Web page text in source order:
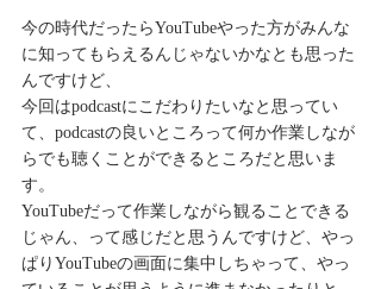
今の時代だったらYouTubeやった方がみんな
に知ってもらえるんじゃないかなとも思った
んですけど、
今回はpodcastにこだわりたいなと思ってい
て、podcastの良いところって何か作業しなが
らでも聴くことができるところだと思いま
す。
YouTubeだって作業しながら観ることできる
じゃん、って感じだと思うんですけど、やっ
ぱりYouTubeの画面に集中しちゃって、やっ